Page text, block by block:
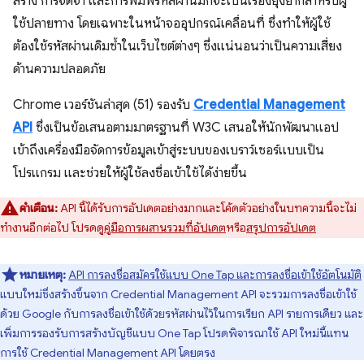
ใช้ปลายทาง โดยเฉพาะในหน้าจออุปกรณ์เคลื่อนที่ ซึ่งทำให้ผู้ใช้
ต้องใช้รหัสผ่านเดิมซ้ำในเว็บไซต์ต่างๆ ซึ่งแน่นอนว่าเป็นความเสี่ยง
ด้านความปลอดภัย
Chrome เวอร์ชันล่าสุด (51) รองรับ Credential Management
API ซึ่งเป็นข้อเสนอตามมาตรฐานที่ W3C เสนอให้นักพัฒนาแอป
เข้าถึงเครื่องมือจัดการข้อมูลเข้าสู่ระบบของเบราว์เซอร์แบบเป็น
โปรแกรม และช่วยให้ผู้ใช้ลงชื่อเข้าใช้ได้ง่ายขึ้น
คำเตือน:API นี้ได้รับการอัปเดตอย่างมากและโค้ดตัวอย่างในบทความนี้จะไม่
ทำงานอีกต่อไป โปรดดูคู่มือการผสานรวมที่อัปเดตหรือสรุปการอัปเดต
หมายเหตุ:API การลงชื่อสมัครใช้แบบ One Tap และการลงชื่อเข้าใช้อัตโนมัติ
แบบใหม่ซึ่งสร้างขึ้นจาก Credential Management API จะรวมการลงชื่อเข้าใช้
ด้วย Google กับการลงชื่อเข้าใช้ด้วยรหัสผ่านไว้ในการเรียก API รายการเดียว และ
เพิ่มการรองรับการสร้างบัญชีแบบ One Tap โปรดพิจารณาใช้ API ใหม่นี้แทน
การใช้ Credential Management API โดยตรง